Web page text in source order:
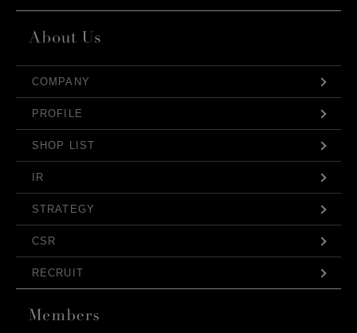
COMPANY
PROFILE
SHOP LIST
IR
STRATEGY
CSR
RECRUIT